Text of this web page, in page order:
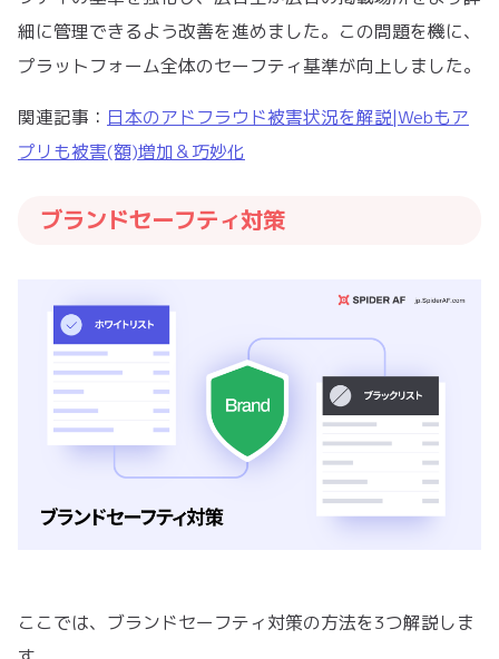
細に管理できるよう改善を進めました。この問題を機に、
プラットフォーム全体のセーフティ基準が向上しました。
関連記事： 日本のアドフラウド被害状況を解説|Webもア
プリも被害(額)増加＆巧妙化
ブランドセーフティ対策
ここでは、ブランドセーフティ対策の方法を3つ解説しま